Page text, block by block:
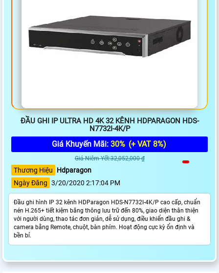
ĐẦU GHI IP ULTRA HD 4K 32 KÊNH HDPARAGON HDS-
N7732I-4K/P
Giá Khuyến Mãi: 30% (+ VAT 8%)
Giá Niêm Yết:32,052,000 ₫
Thương Hiệu
Hdparagon
Ngày Đăng 3/20/2020 2:17:04 PM
​​Đầu ghi hình IP 32 kênh HDParagon HDS-N7732I-4K/P cao cấp, chuẩn
nén H.265+ tiết kiệm băng thông lưu trữ đến 80%, giao diện thân thiện
với người dùng, thao tác đơn giản, dễ sử dụng, điều khiển đầu ghi &
camera bằng Remote, chuột, bàn phím. Hoạt động cực kỳ ổn định và
bền bỉ.